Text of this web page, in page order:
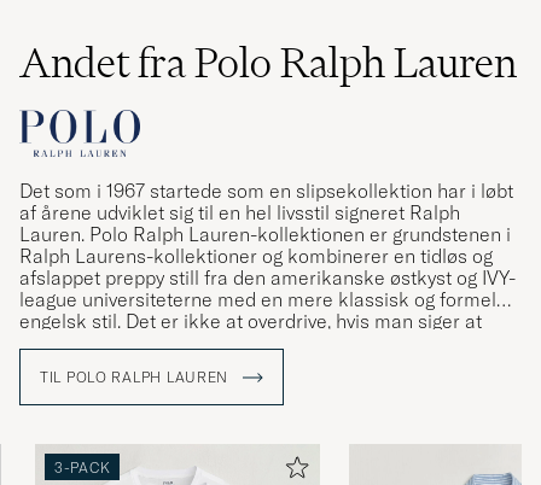
Andet fra Polo Ralph Lauren
Det som i 1967 startede som en slipsekollektion har i løbt
af årene udviklet sig til en hel livsstil signeret Ralph
Lauren. Polo Ralph Lauren-kollektionen er grundstenen i
Ralph Laurens-kollektioner og kombinerer en tidløs og
afslappet preppy still fra den amerikanske østkyst og IVY-
league universiteterne med en mere klassisk og formel
engelsk stil. Det er ikke at overdrive, hvis man siger at
Ralph Lauren har været med til at definere den
TIL POLO RALPH LAUREN
3-PACK